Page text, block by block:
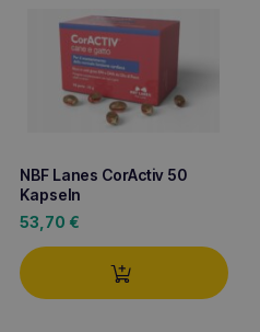
NBF Lanes CorActiv 50
Kapseln
53,70 €